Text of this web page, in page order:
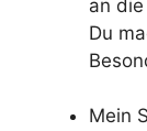
an
Du
Mein